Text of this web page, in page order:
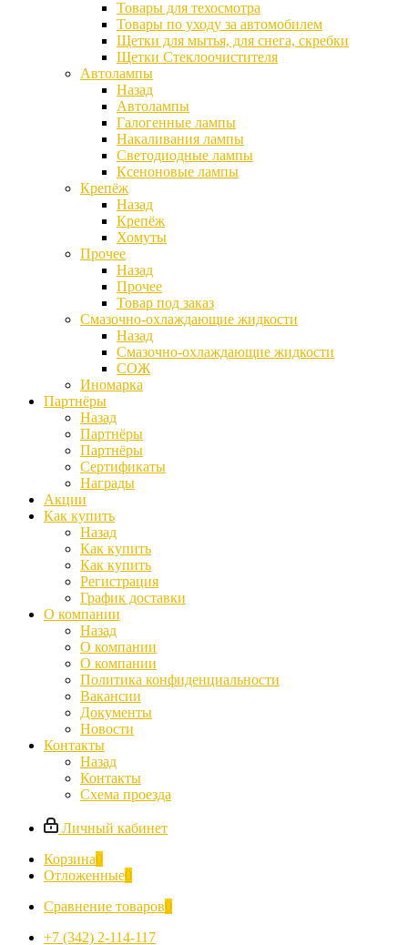
Товары для техосмотра
Товары по уходу за автомобилем
Щетки для мытья, для снега, скребки
Щетки Стеклоочистителя
Автолампы
Назад
Автолампы
Галогенные лампы
Накаливания лампы
Светодиодные лампы
Ксеноновые лампы
Крепёж
Назад
Крепёж
Хомуты
Прочее
Назад
Прочее
Товар под заказ
Смазочно-охлаждающие жидкости
Назад
Смазочно-охлаждающие жидкости
СОЖ
Иномарка
Партнёры
Назад
Партнёры
Партнёры
Сертификаты
Награды
Акции
Как купить
Назад
Как купить
Как купить
Регистрация
График доставки
О компании
Назад
О компании
О компании
Политика конфиденциальности
Вакансии
Документы
Новости
Контакты
Назад
Контакты
Схема проезда
Личный кабинет
Корзина0
Отложенные0
Сравнение товаров0
+7 (342) 2-114-117